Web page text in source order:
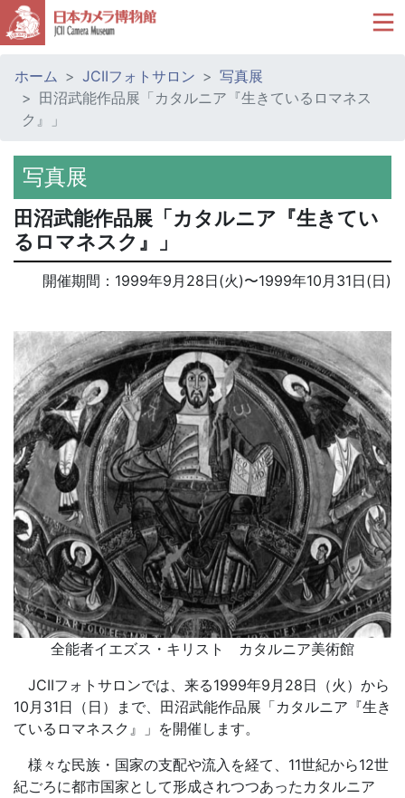
ホーム JCIIフォトサロン
写真展
田沼武能作品展「カタルニア『生きているロマネス
ク』」
写真展
田沼武能作品展「カタルニア『生きてい
るロマネスク』」
開催期間： 1999年9月28日(火)〜1999年10月31日(日)
全能者イエズス・キリスト カタルニア美術館
JCIIフォトサロンでは、来る1999年9月28日（火）から
10月31日（日）まで、田沼武能作品展「カタルニア『生き
ているロマネスク』」を開催します。
様々な民族・国家の支配や流入を経て、11世紀から12世
紀ごろに都市国家として形成されつつあったカタルニア